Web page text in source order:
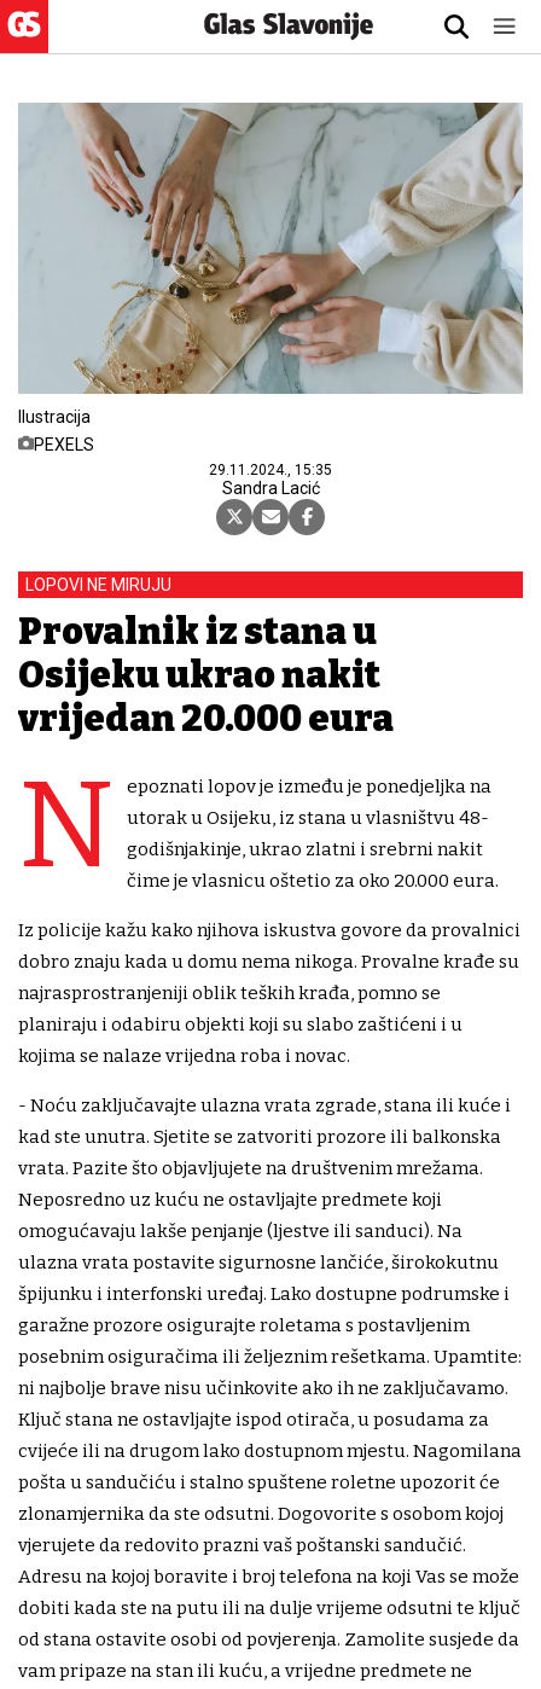
Ilustracija
PEXELS
29.11.2024., 15:35
Sandra Lacić
LOPOVI NE MIRUJU
Provalnik iz stana u
Osijeku ukrao nakit
vrijedan 20.000 eura
N
epoznati lopov je između je ponedjeljka na
utorak u Osijeku, iz stana u vlasništvu 48-
godišnjakinje, ukrao zlatni i srebrni nakit
čime je vlasnicu oštetio za oko 20.000 eura.
Iz policije kažu kako njihova iskustva govore da provalnici
dobro znaju kada u domu nema nikoga. Provalne krađe su
najrasprostranjeniji oblik teških krađa, pomno se
planiraju i odabiru objekti koji su slabo zaštićeni i u
kojima se nalaze vrijedna roba i novac.
- Noću zaključavajte ulazna vrata zgrade, stana ili kuće i
kad ste unutra. Sjetite se zatvoriti prozore ili balkonska
vrata. Pazite što objavljujete na društvenim mrežama.
Neposredno uz kuću ne ostavljajte predmete koji
omogućavaju lakše penjanje (ljestve ili sanduci). Na
ulazna vrata postavite sigurnosne lančiće, širokokutnu
špijunku i interfonski uređaj. Lako dostupne podrumske i
garažne prozore osigurajte roletama s postavljenim
posebnim osiguračima ili željeznim rešetkama. Upamtite:
ni najbolje brave nisu učinkovite ako ih ne zaključavamo.
Ključ stana ne ostavljajte ispod otirača, u posudama za
cvijeće ili na drugom lako dostupnom mjestu. Nagomilana
pošta u sandučiću i stalno spuštene roletne upozorit će
zlonamjernika da ste odsutni. Dogovorite s osobom kojoj
vjerujete da redovito prazni vaš poštanski sandučić.
Adresu na kojoj boravite i broj telefona na koji Vas se može
dobiti kada ste na putu ili na dulje vrijeme odsutni te ključ
od stana ostavite osobi od povjerenja. Zamolite susjede da
vam pripaze na stan ili kuću, a vrijedne predmete ne